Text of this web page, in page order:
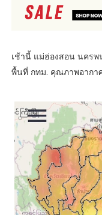
เช้านี้ แม่ฮ่องสอน นคร
พื้นที่ กทม. คุณภาพอากา